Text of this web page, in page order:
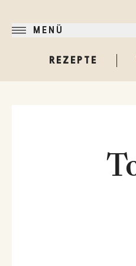
MENÜ
REZEPTE